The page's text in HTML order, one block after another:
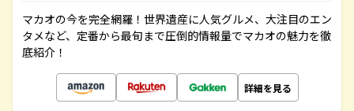
マカオの今を完全網羅！世界遺産に人気グルメ、大注目のエン
タメなど、定番から最旬まで圧倒的情報量でマカオの魅力を徹
底紹介！
詳細を見る